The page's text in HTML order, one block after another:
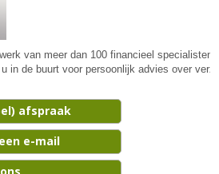
van meer dan 100 financieel
in de buurt voor persoonlijk advies over
afspraak
e-mail